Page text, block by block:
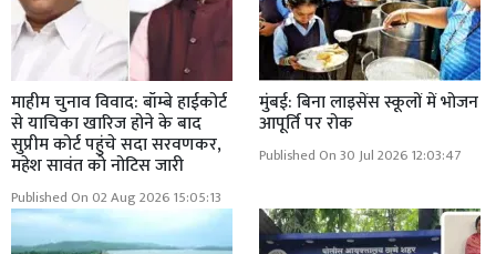
माहीम चुनाव विवाद: बॉम्बे हाईकोर्ट
से याचिका खारिज होने के बाद
सुप्रीम कोर्ट पहुंचे सदा सरवणकर,
महेश सावंत को नोटिस जारी
Published On 02 Aug 2026 15:05:13
मुंबई: बिना लाइसेंस स्कूलों में भोजन
आपूर्ति पर रोक
Published On 30 Jul 2026 12:03:47